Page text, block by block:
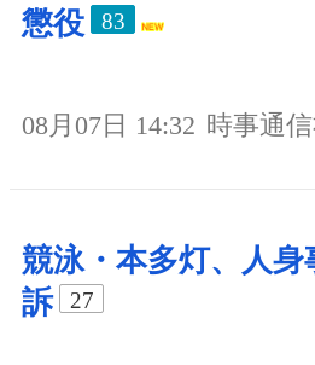
懲役
83
08月07日 14:32 時事通
競泳・本多灯、人身
訴
27